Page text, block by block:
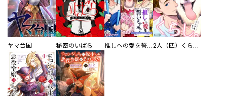
ヤマ台国 秘密のいばら 推しへの愛を誓いますか？～アラサー女子、推しは逃げぬが人生逃げる～ 2人（匹）くらし。